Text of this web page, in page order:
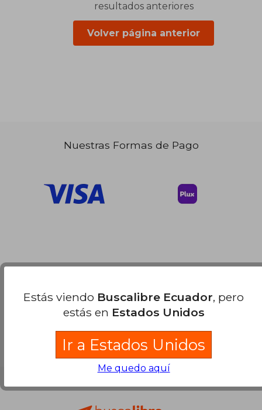
resultados anteriores
Volver página anterior
Nuestras Formas de Pago
Estás viendo Buscalibre Ecuador, pero
estás en Estados Unidos
Ir a Estados Unidos
Me quedo aquí